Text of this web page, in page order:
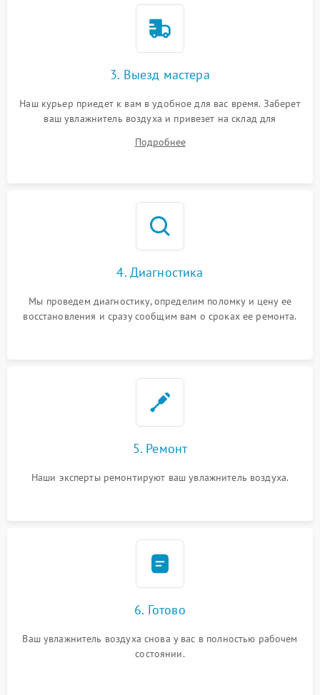
3. Выезд мастера
Наш курьер приедет к вам в удобное для вас время. Заберет
ваш увлажнитель воздуха и привезет на склад для
Подробнее
4. Диагностика
Мы проведем диагностику, определим поломку и цену ее
восстановления и сразу сообщим вам о сроках ее ремонта.
5. Ремонт
Наши эксперты ремонтируют ваш увлажнитель воздуха.
6. Готово
Ваш увлажнитель воздуха снова у вас в полностью рабочем
состоянии.